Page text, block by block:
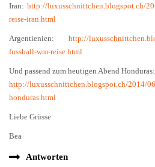
Iran: http://luxusschnittchen.blogspot.ch/
reise-iran.html
Argentienien: http://
fussball-wm-reise.html
Und passend zum heutigen Abend Honduras:
http://luxusschnittchen.blogspot.ch/2014/
honduras.html
Liebe Grüsse
Bea
Antworten